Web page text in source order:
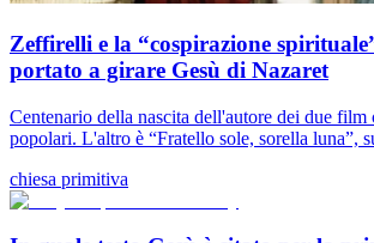
Zeffirelli e la “cospirazione
portato a girare Gesù di Nazaret
Centenario della nascita dell'autore dei due film
popolari. L'altro è “Fratello sole, sorella luna”,
chiesa primitiva